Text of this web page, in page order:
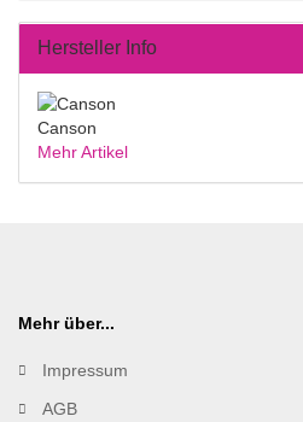
Hersteller Info
Canson
Mehr Artikel
Mehr über...
Impressum
AGB